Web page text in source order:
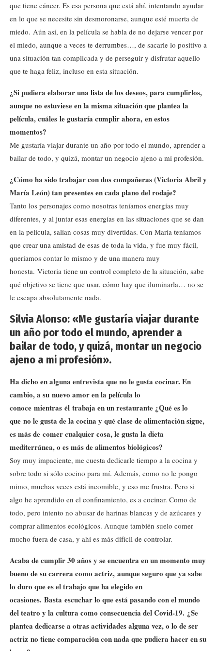
que tiene cáncer. Es esa persona que está ahí, intentando ayudar
en lo que se necesite sin desmoronarse, aunque esté muerta de
miedo. Aún así, en la película se habla de no dejarse vencer por
el miedo, aunque a veces te derrumbes…, de sacarle lo positivo a
una situación tan complicada y de perseguir y disfrutar aquello
que te haga feliz, incluso en esta situación.
¿Si pudiera elaborar una lista de los deseos, para cumplirlos,
aunque no estuviese en la misma situación que plantea la
película, cuáles le gustaría cumplir ahora, en estos
momentos?
Me gustaría viajar durante un año por todo el mundo, aprender a
bailar de todo, y quizá, montar un negocio ajeno a mi profesión.
¿Cómo ha sido trabajar con dos compañeras (Victoria Abril y
María León) tan presentes en cada plano del rodaje?
Tanto los personajes como nosotras teníamos energías muy
diferentes, y al juntar esas energías en las situaciones que se dan
en la película, salían cosas muy divertidas. Con María teníamos
que crear una amistad de esas de toda la vida, y fue muy fácil,
queríamos contar lo mismo y de una manera muy
honesta. Victoria tiene un control completo de la situación, sabe
qué objetivo se tiene que usar, cómo hay que iluminarla… no se
le escapa absolutamente nada.
Silvia Alonso: «Me gustaría viajar durante
un año por todo el mundo, aprender a
bailar de todo, y quizá, montar un negocio
ajeno a mi profesión».
Ha dicho en alguna entrevista que no le gusta cocinar. En
cambio, a su nuevo amor en la película lo
conoce mientras él trabaja en un restaurante ¿Qué es lo
que no le gusta de la cocina y qué clase de alimentación sigue,
es más de comer cualquier cosa, le gusta la dieta
mediterránea, o es más de alimentos biológicos?
Soy muy impaciente, me cuesta dedicarle tiempo a la cocina y
sobre todo si sólo cocino para mí. Además, como no le pongo
mimo, muchas veces está incomible, y eso me frustra. Pero si
algo he aprendido en el confinamiento, es a cocinar. Como de
todo, pero intento no abusar de harinas blancas y de azúcares y
comprar alimentos ecológicos. Aunque también suelo comer
mucho fuera de casa, y ahí es más difícil de controlar.
Acaba de cumplir 30 años y se encuentra en un momento muy
bueno de su carrera como actriz, aunque seguro que ya sabe
lo duro que es el trabajo que ha elegido en
ocasiones. Basta escuchar lo que está pasando con el mundo
del teatro y la cultura como consecuencia del Covid-19. ¿Se
plantea dedicarse a otras actividades alguna vez, o lo de ser
actriz no tiene comparación con nada que pudiera hacer en su